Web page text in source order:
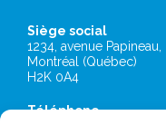
Siège social
1234, avenue Papineau,
Montréal (Québec)
H2K 0A4
Téléphone